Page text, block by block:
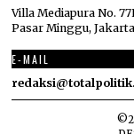
Villa Mediapura No.
Pasar Minggu,
E-MAIL
©